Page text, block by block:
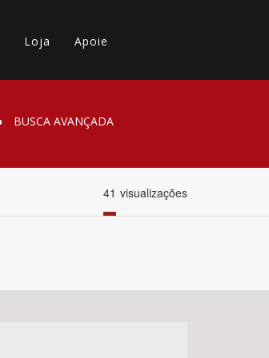
Loja Apoie
BUSCA AVANÇADA
41 visualizações